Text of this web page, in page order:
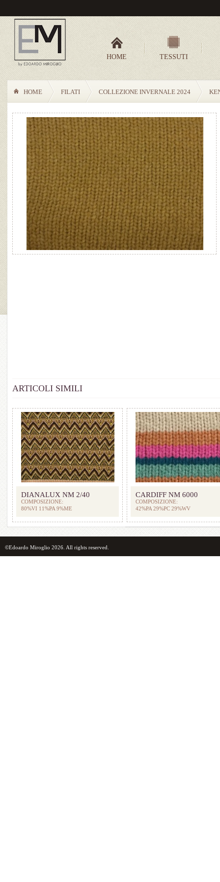
HOME TESSUTI
HOME FILATI COLLEZIONE INVERNALE 2024
ARTICOLI SIMILI
DIANALUX NM 2/40
COMPOSIZIONE:
80%VI 11%PA 9%ME
CARDIFF NM 6000
COMPOSIZIONE:
42%PA 29%PC 29%WV
©Edoardo Miroglio 2026. All rights reserved.